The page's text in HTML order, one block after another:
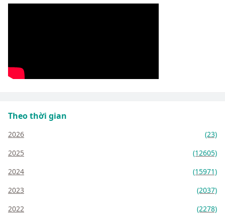
Theo thời gian
2026
(23)
2025
(12605)
2024
(15971)
2023
(2037)
2022
(2278)